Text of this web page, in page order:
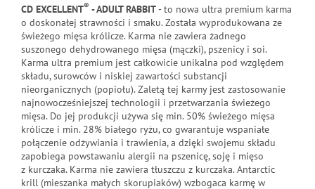
CD EXCELLENT® - ADULT RABBIT- to nowa ultra premium karma
o doskonałej strawności i smaku. Została wyprodukowana ze
świeżego mięsa królicze. Karma nie zawiera żadnego
suszonego dehydrowanego mięsa (mączki), pszenicy i soi.
Karma ultra premium jest całkowicie unikalna pod względem
składu, surowców i niskiej zawartości substancji
nieorganicznych (popiołu). Zaletą tej karmy jest zastosowanie
najnowocześniejszej technologii i przetwarzania świeżego
mięsa. Do jej produkcji używa się min. 50% świeżego mięsa
królicze i min. 28% białego ryżu, co gwarantuje wspaniałe
połączenie odżywiania i trawienia, a dzięki swojemu składu
zapobiega powstawaniu alergii na pszenicę, soję i mięso
z kurczaka. Karma nie zawiera tłuszczu z kurczaka. Antarctic
krill (mieszanka małych skorupiaków) wzbogaca karmę w